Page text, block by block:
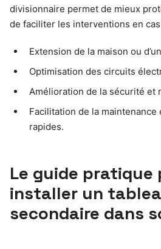
divisionnaire permet de mieux
de faciliter les interventions en
Extension de la maison ou
Optimisation des circuits
Amélioration de la sécurité et
Facilitation de la
rapides.
Le guide pratique
installer un
secondaire dans